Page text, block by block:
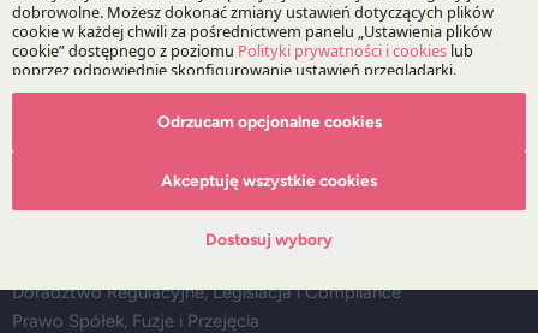
O DZP
Zespół
Nasze doradztwo
Główne obszary doradztwa
Doradztwo Regulacyjne, Legislacja i Compliance
Prawo Spółek, Fuzje i Przejęcia
Odrzucam opcjonalne cookies
Akceptuję wszystkie cookies
Dostosuj wybory